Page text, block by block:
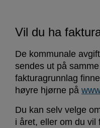
Vil du ha
De kommunale
sendes ut på
fakturagrunnlag
høyre hjørne på
Du kan selv velge
i året, eller om du vil